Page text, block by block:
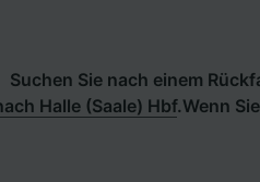
Suchen Sie nach einem
Halle (Saale) Hbf.Wenn